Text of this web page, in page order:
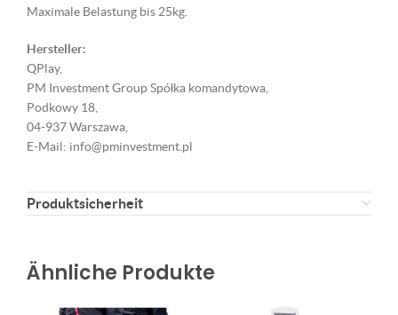
Maximale Belastung bis 25kg.
Hersteller:
QPlay,
PM Investment Group Spółka komandytowa,
Podkowy 18,
04-937 Warszawa,
E-Mail: info@pminvestment.pl
Produktsicherheit
Ähnliche Produkte